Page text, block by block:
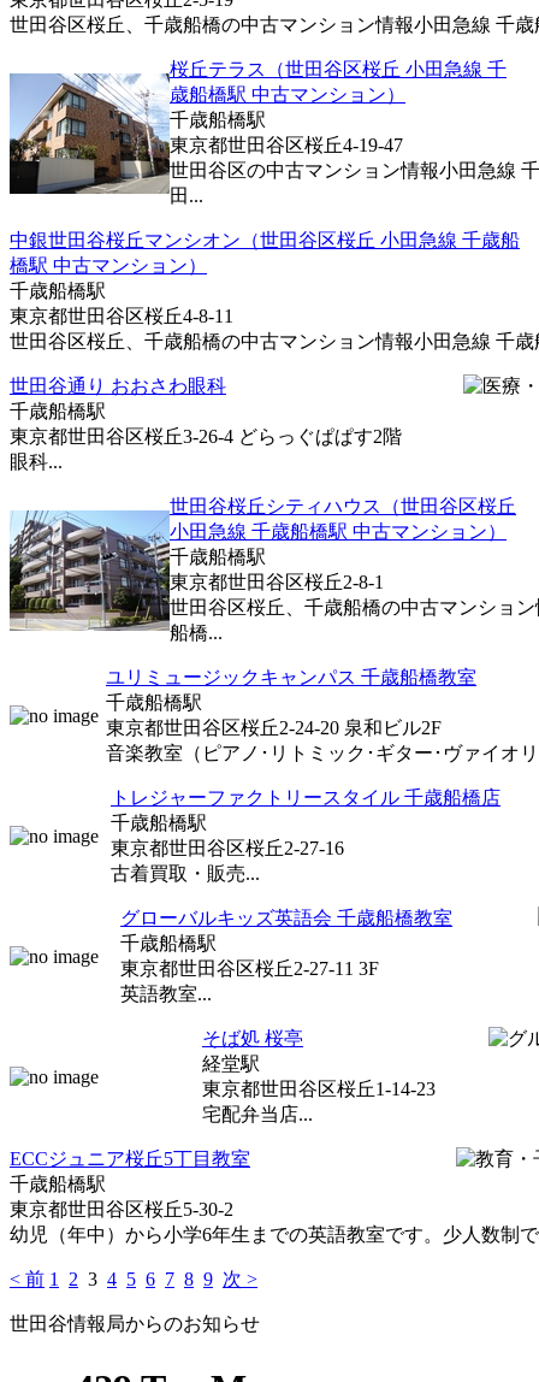
世田谷区桜丘、千歳船橋の中古マンション情報小田急線 千歳
桜丘テラス（世田谷区桜丘 小田急線 千
歳船橋駅 中古マンション）
千歳船橋駅
東京都世田谷区桜丘4-19-47
世田谷区の中古マンション情報小田急線
田...
中銀世田谷桜丘マンシオン（世田谷区桜丘 小田急線 千歳船
橋駅 中古マンション）
千歳船橋駅
東京都世田谷区桜丘4-8-11
世田谷区桜丘、千歳船橋の中古マンション情報小田急線 千歳
世田谷通り おおさわ眼科
千歳船橋駅
東京都世田谷区桜丘3-26-4 どらっぐぱぱす2階
眼科...
世田谷桜丘シティハウス（世田谷区桜丘
小田急線 千歳船橋駅 中古マンション）
千歳船橋駅
東京都世田谷区桜丘2-8-1
世田谷区桜丘、千歳船橋の中古マンショ
船橋...
ユリミュージックキャンパス 千歳船橋教室
千歳船橋駅
東京都世田谷区桜丘2-24-20 泉和ビル2F
音楽教室（ピアノ･リトミック･ギター･ヴァイオ
トレジャーファクトリースタイル 千歳船橋店
千歳船橋駅
東京都世田谷区桜丘2-27-16
古着買取・販売...
グローバルキッズ英語会 千歳船橋教室
千歳船橋駅
東京都世田谷区桜丘2-27-11 3F
英語教室...
そば処 桜亭
経堂駅
東京都世田谷区桜丘1-14-23
宅配弁当店...
ECCジュニア桜丘5丁目教室
千歳船橋駅
東京都世田谷区桜丘5-30-2
幼児（年中）から小学6年生までの英語教室です。少人数制
< 前 1 2 3 4 5 6 7 8 9 次 >
世田谷情報局からのお知らせ